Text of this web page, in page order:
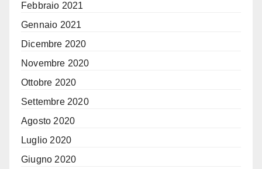
Febbraio 2021
Gennaio 2021
Dicembre 2020
Novembre 2020
Ottobre 2020
Settembre 2020
Agosto 2020
Luglio 2020
Giugno 2020